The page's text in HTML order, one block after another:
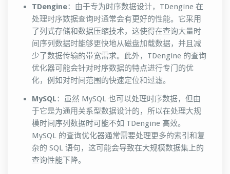
TDengine：由于专为时序数据设计，TDengine 在
处理时序数据查询时通常会有更好的性能。它采用
了列式存储和数据压缩技术，这使得在查询大量时
间序列数据时能够更快地从磁盘加载数据，并且减
少了数据传输的带宽需求。此外，TDengine 的查询
优化器可能会针对时序数据的特点进行专门的优
化，例如对时间范围的快速定位和过滤。
MySQL：虽然 MySQL 也可以处理时序数据，但由
于它是为通用关系型数据设计的，所以在处理大规
模时间序列数据时可能不如 TDengine 高效。
MySQL 的查询优化器通常需要处理更多的索引和复
杂的 SQL 语句，这可能会导致在大规模数据集上的
查询性能下降。